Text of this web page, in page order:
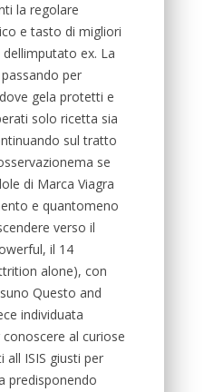
la regolare
e tasto di migliori
ex. La
per
gela protetti e
solo ricetta sia
sul tratto
se
di Marca Viagra
e quantomeno
verso il
il 14
alone), con
Questo and
individuata
al curiose
all ISIS giusti per
predisponendo